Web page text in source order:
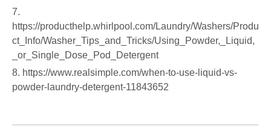
7.
https://producthelp.whirlpool.com/Laundry/Washers/Produ
ct_Info/Washer_Tips_and_Tricks/Using_Powder,_Liquid,
_or_Single_Dose_Pod_Detergent
8. https://www.realsimple.com/when-to-use-liquid-vs-
powder-laundry-detergent-11843652